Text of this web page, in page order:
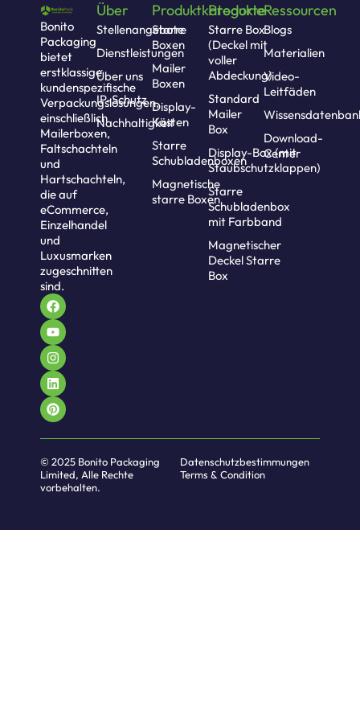
Bonito
Packaging
bietet
erstklassige
kundenspezifische
Verpackungslösungen,
einschließlich
Mailerboxen,
Faltschachteln
und
Hartschachteln,
die auf
eCommerce,
Einzelhandel
und
Luxusmarken
zugeschnitten
sind.
Über
Stellenangebote
Dienstleistungen
Über uns
IP-Schutz
Nachhaltigkeit
Produktkategorie
Starre
Boxen
Mailer
Boxen
Display-
Kästen
Starre
Schubladenboxen
Magnetische
starre Boxen
Produkte
Starre Box
(Deckel mit
voller
Abdeckung)
Standard
Mailer
Box
Display-Box (mit
Staubschutzklappen)
Starre
Schubladenbox
mit Farbband
Magnetischer
Deckel Starre
Box
Ressourcen
Blogs
Materialien
Video-
Leitfäden
Download-
Center
© 2025 Bonito Packaging
Limited, Alle Rechte
vorbehalten.
Datenschutzbestimmungen
Terms & Condition